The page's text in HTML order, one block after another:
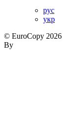
рус
укр
© EuroCopy 2026
By